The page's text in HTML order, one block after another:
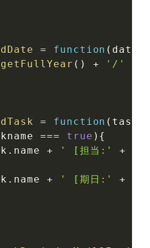
= function ( date
getFullYear ( ) + '/'
= function ( task
=== true ) {
. name + ' [担当:' +
. name + ' [期日:' +